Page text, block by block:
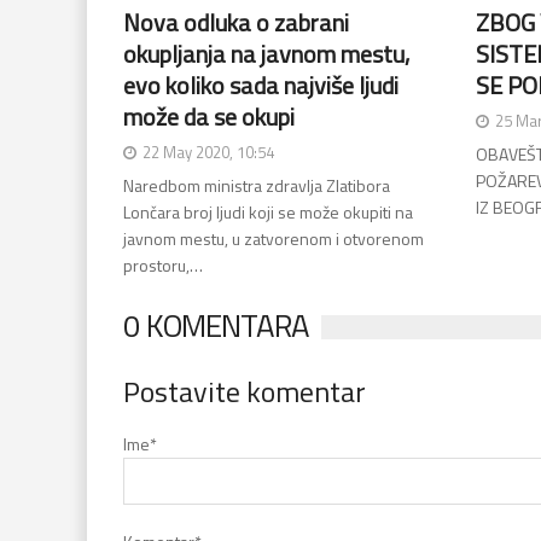
Nova odluka o zabrani
okupljanja na javnom mestu,
evo koliko sada najviše ljudi
može da se okupi
22 May 2020, 10:54
Naredbom ministra zdravlja Zlatibora
Lončara broj ljudi koji se može okupiti na
javnom mestu, u zatvorenom i otvorenom
prostoru,…
SE
25
IZ
0 KOMENTARA
Postavite komentar
Ime*